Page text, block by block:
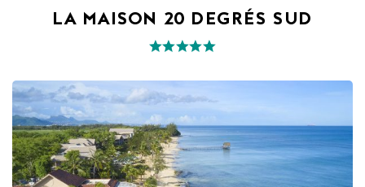
LA MAISON 20 DEGRÉS SUD